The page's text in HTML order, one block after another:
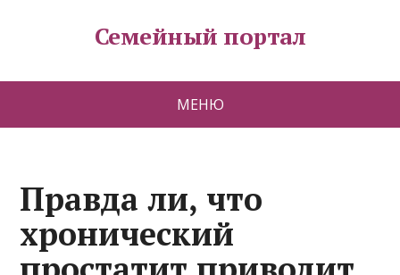
Семейный портал
МЕНЮ
Правда ли, что
хронический